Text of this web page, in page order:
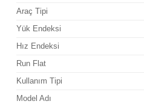
Araç Tipi
Yük Endeksi
Hız Endeksi
Run Flat
Kullanım Tipi
Model Adı